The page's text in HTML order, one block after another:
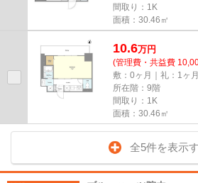
間取り：1K
面積：30.46㎡
10.6万円
(管理費・共益費
敷：0ヶ月｜礼：1ヶ月
所在階：9階
間取り：1K
面積：30.46㎡
全5件を表示